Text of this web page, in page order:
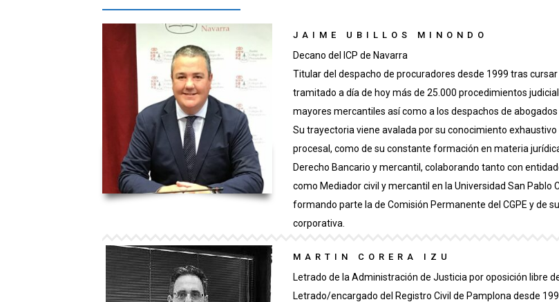
JAIME UBILLOS MINONDO
Decano del ICP de Navarra
Titular del despacho de procuradores desde 1999 tras
tramitado a día de hoy más de 25.000 procedimientos
mayores mercantiles así como a los despachos de
Su trayectoria viene avalada por su conocimiento
procesal, como de su constante formación en materia
Derecho Bancario y mercantil, colaborando tanto con
como Mediador civil y mercantil en la Universidad San Pablo
formando parte la de Comisión Permanente del CGPE y de
corporativa.
MARTIN CORERA IZU
Letrado de la Administración de Justicia por oposición libre
Letrado/encargado del Registro Civil de Pamplona desde